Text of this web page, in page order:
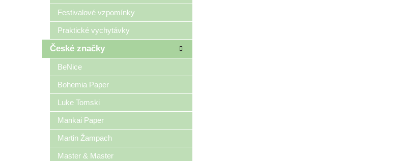
Festivalové vzpomínky
Praktické vychytávky
České značky
BeNice
Bohemia Paper
Luke Tomski
Mankai Paper
Martin Žampach
Master & Master